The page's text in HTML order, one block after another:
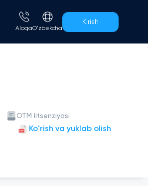
AloqaO'zbekcha
Kirish
OTM litsenziyasi
Ko'rish va yuklab olish